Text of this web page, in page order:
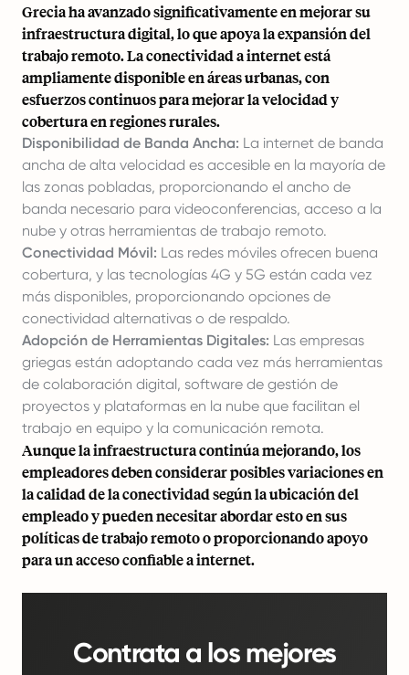
Grecia ha avanzado significativamente en mejorar su
infraestructura digital, lo que apoya la expansión del
trabajo remoto. La conectividad a internet está
ampliamente disponible en áreas urbanas, con
esfuerzos continuos para mejorar la velocidad y
cobertura en regiones rurales.
Disponibilidad de Banda Ancha: La internet de banda
ancha de alta velocidad es accesible en la mayoría de
las zonas pobladas, proporcionando el ancho de
banda necesario para videoconferencias, acceso a la
nube y otras herramientas de trabajo remoto.
Conectividad Móvil: Las redes móviles ofrecen buena
cobertura, y las tecnologías 4G y 5G están cada vez
más disponibles, proporcionando opciones de
conectividad alternativas o de respaldo.
Adopción de Herramientas Digitales: Las empresas
griegas están adoptando cada vez más herramientas
de colaboración digital, software de gestión de
proyectos y plataformas en la nube que facilitan el
trabajo en equipo y la comunicación remota.
Aunque la infraestructura continúa mejorando, los
empleadores deben considerar posibles variaciones en
la calidad de la conectividad según la ubicación del
empleado y pueden necesitar abordar esto en sus
políticas de trabajo remoto o proporcionando apoyo
para un acceso confiable a internet.
Contrata a los mejores